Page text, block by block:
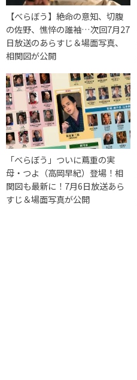
【べらぼう】絶命の意知、切腹
の佐野、憔悴の誰袖…次回7月27
日放送のあらすじ＆場面写真、
相関図が公開
「べらぼう」ついに蔦重の実
母・つよ（高岡早紀）登場！相
関図も最新に！7月6日放送あら
すじ＆場面写真が公開